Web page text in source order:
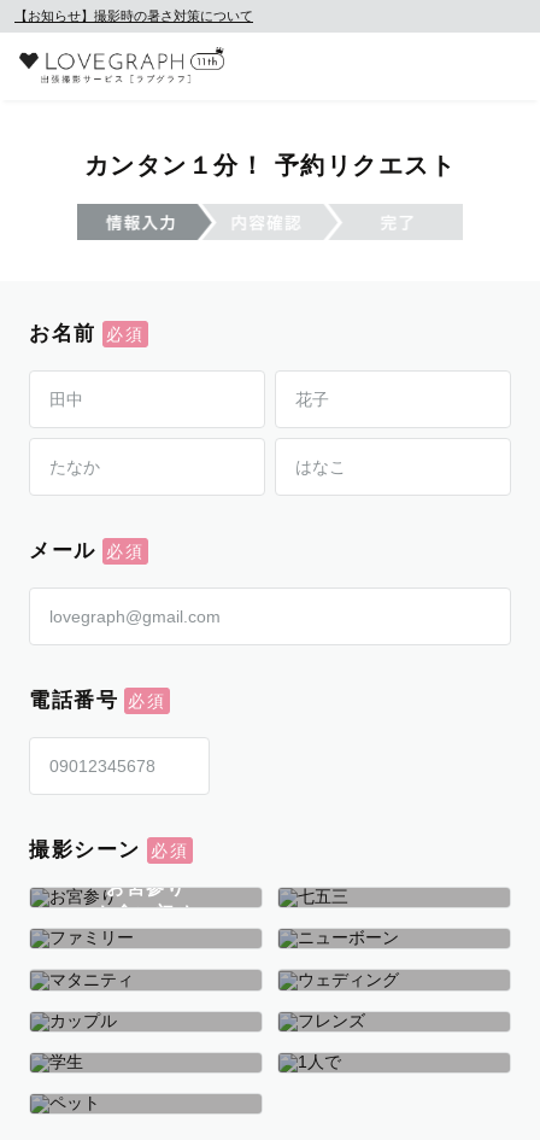
【お知らせ】撮影時の暑さ対策について
カンタン１分！ 予約リクエスト
お名前
メール
電話番号
撮影シーン
お宮参り
お食い初め
七五三
ファミリー ニューボーン
マタニティ ウェディング
カップル フレンズ
学生